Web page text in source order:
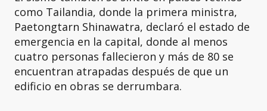
como Tailandia, donde la primera ministra,
Paetongtarn Shinawatra, declaró el estado de
emergencia en la capital, donde al menos
cuatro personas fallecieron y más de 80 se
encuentran atrapadas después de que un
edificio en obras se derrumbara.